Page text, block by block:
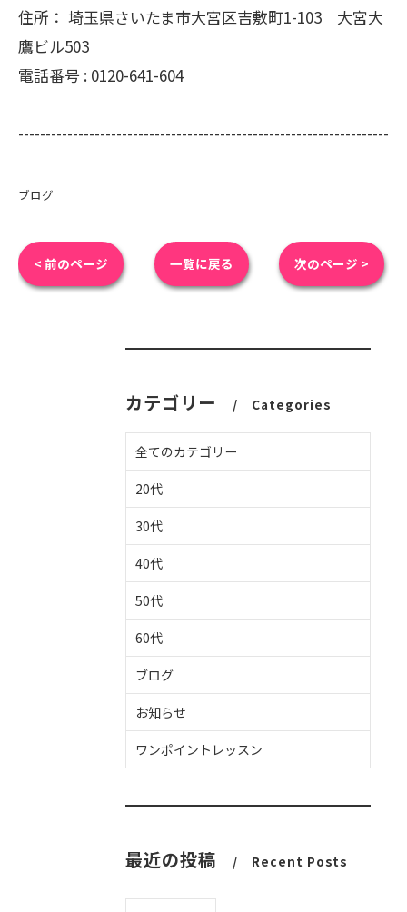
住所： 埼玉県さいたま市大宮区吉敷町1-103 大宮大
鷹ビル503
電話番号 : 0120-641-604
--------------------------------------------------------------------
ブログ
< 前のページ 一覧に戻る 次のページ >
カテゴリー Categories
全てのカテゴリー
20代
30代
40代
50代
60代
ブログ
お知らせ
ワンポイントレッスン
最近の投稿 Recent Posts